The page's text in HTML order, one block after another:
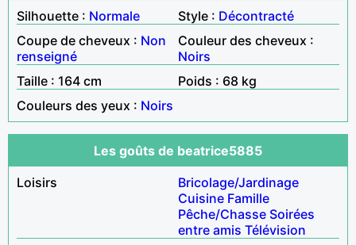
Silhouette : Normale Style : Décontracté
Coupe de cheveux : Non
renseigné
Couleur des cheveux :
Noirs
Taille : 164 cm
Poids : 68 kg
Couleurs des yeux : Noirs
Les goûts de beatrice5885
Loisirs
Bricolage/Jardinage
Cuisine Famille
Pêche/Chasse Soirées
entre amis Télévision